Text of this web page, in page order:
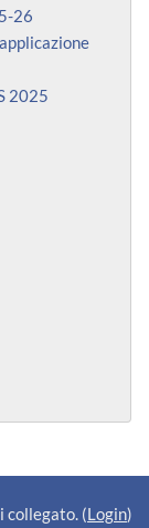
26
2025
collegato. (Login)